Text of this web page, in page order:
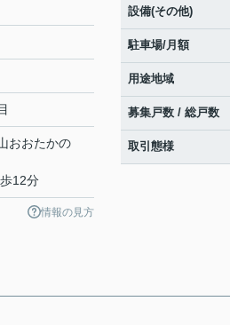
おおたかの
12分
情報の見方
設備(その他)
駐車場/月額
用途地域
募集戸数 / 総戸数
取引態様